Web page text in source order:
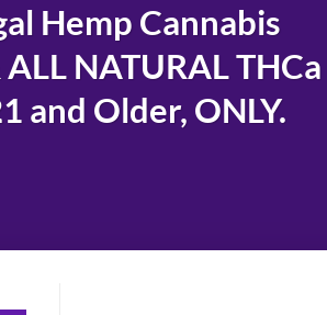
Hemp Cannabis
NATURAL THCa
and Older, ONLY.